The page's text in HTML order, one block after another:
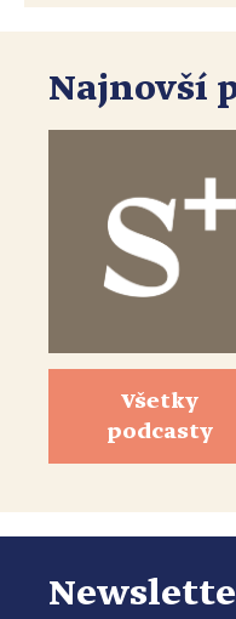
Najnovší
Všetky
podcasty